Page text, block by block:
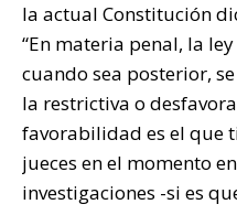
la actual Constitución
“En materia penal, la
cuando sea posterior,
la restrictiva o
favorabilidad es el que
jueces en el momento
investigaciones -si es